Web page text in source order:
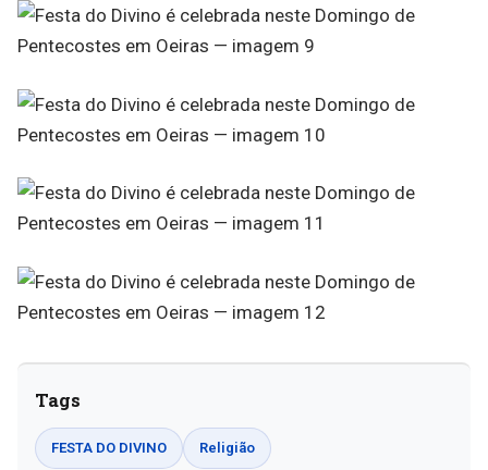
Tags
FESTA DO DIVINO Religião